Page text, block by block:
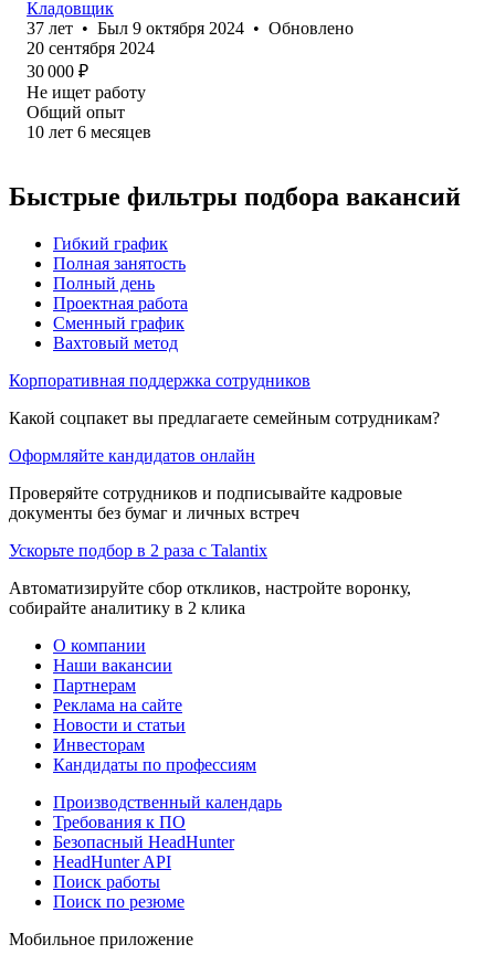
Кладовщик
37 лет • Был 9 октября 2024 • Обновлено
20 сентября 2024
30 000 ₽
Не ищет работу
Общий опыт
10 лет 6 месяцев
Быстрые фильтры подбора вакансий
Гибкий график
Полная занятость
Полный день
Проектная работа
Сменный график
Вахтовый метод
Корпоративная поддержка сотрудников
Какой соцпакет вы предлагаете семейным сотрудникам?
Оформляйте кандидатов онлайн
Проверяйте сотрудников и подписывайте кадровые
документы без бумаг и личных встреч
Ускорьте подбор в 2 раза с Talantix
Автоматизируйте сбор откликов, настройте воронку,
собирайте аналитику в 2 клика
О компании
Наши вакансии
Партнерам
Реклама на сайте
Новости и статьи
Инвесторам
Кандидаты по профессиям
Производственный календарь
Требования к ПО
Безопасный HeadHunter
HeadHunter API
Поиск работы
Поиск по резюме
Мобильное приложение